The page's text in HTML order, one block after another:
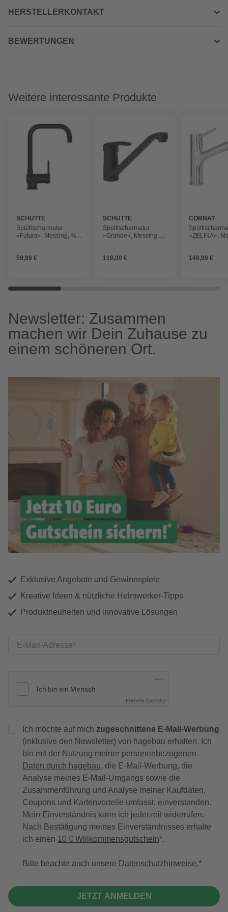
HERSTELLERKONTAKT
BEWERTUNGEN
Weitere interessante Produkte
SCHÜTTE
Spültischarmatur
»Futura«, Messing, ⅜",
59,99 €
SCHÜTTE
Spültischarmatur
»Grande«, Messing,
119,00 €
CORNAT
»ZELINA«,
149,99 €
Newsletter: Zusammen
machen wir Dein Zuhause zu
einem schöneren Ort.
Exklusive Angebote und Gewinnspiele
Kreative Ideen & nützliche Heimwerker-Tipps
Produktneuheiten und innovative Lösungen
E-Mail-Adresse
Friendly Captcha
Ich möchte auf mich zugeschnittene E-Mail-Werbung
(inklusive den Newsletter) von hagebau erhalten. Ich
bin mit der Nutzung meiner personenbezogenen
Daten durch hagebau, die E-Mail-Werbung, die
Analyse meines E-Mail-Umgangs sowie die
Zusammenführung und Analyse meiner Kaufdaten,
Coupons und Kartenvorteile umfasst, einverstanden.
Mein Einverständnis kann ich jederzeit widerrufen.
Nach Bestätigung meines Einverständnisses erhalte
ich einen 10 € Willkommensgutschein*.
Bitte beachte auch unsere Datenschutzhinweise.
JETZT ANMELDEN